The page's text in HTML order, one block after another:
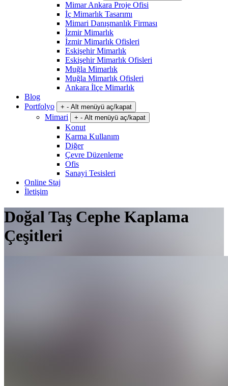
Mimar Ankara Proje Ofisi
İç Mimarlık Tasarımı
Mimari Danışmanlık Firması
İzmir Mimarlık
İzmir Mimarlık Ofisleri
Eskişehir Mimarlık
Eskişehir Mimarlık Ofisleri
Muğla Mimarlık
Muğla Mimarlık Ofisleri
Ankara İlçe Mimarlık
Blog
Portfolyo
+ - Alt menüyü aç/kapat
Mimari + - Alt menüyü aç/kapat
Konut
Karma Kullanım
Diğer
Çevre Düzenleme
Ofis
Sanayi Tesisleri
Online Staj
İletişim
Doğal Taş Cephe Kaplama
Çeşitleri